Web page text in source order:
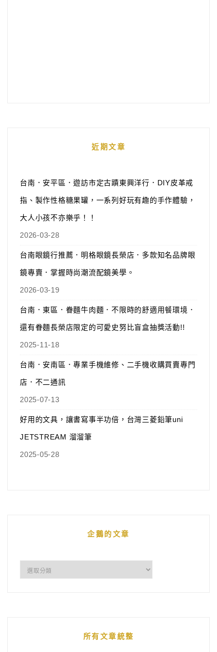
近期文章
台南．安平區．遊訪市定古蹟東興洋行．DIY皮革戒
指、製作性格糖果罐，一系列好玩有趣的手作體驗，
大人小孩不亦樂乎！！
2026-03-28
台南眼鏡行推薦．明格眼鏡長榮店．多款知名品牌眼
鏡專賣．掌握時尚潮流配鏡美學。
2026-03-19
台南．東區．眷麵牛肉麵．不限時的舒適用餐環境．
還有眷麵長榮店限定的可愛史努比盲盒抽獎活動!!
2025-11-18
台南．安南區．專業手機維修、二手機收購買賣專門
店．不二通訊
2025-07-13
好用的文具，讓書寫事半功倍，台灣三菱鉛筆uni
JETSTREAM 溜溜筆
2025-05-28
企鵝的文章
所有文章統整